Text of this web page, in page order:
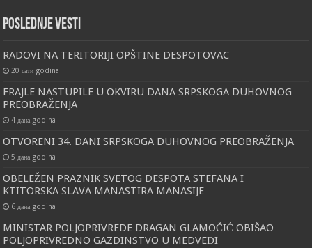
Poslednje vesti
RADOVI NA TERITORIJI OPŠTINE DESPOTOVAC
20 сати godina
FRAJLE NASTUPILE U OKVIRU DANA SRPSKOGA DUHOVNOG
PREOBRAŽENJA
4 дана godina
OTVORENI 34. DANI SRPSKOGA DUHOVNOG PREOBRAŽENJA
5 дана godina
OBELEŽEN PRAZNIK SVETOG DESPOTA STEFANA I
KTITORSKA SLAVA MANASTIRA MANASIJE
6 дана godina
MINISTAR POLJOPRIVREDE DRAGAN GLAMOČIĆ OBIŠAO
POLJOPRIVREDNO GAZDINSTVO U MEDVEĐI